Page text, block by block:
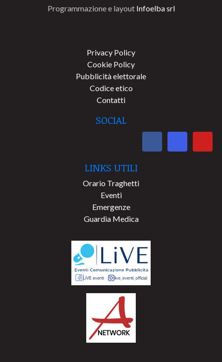
Programmazione e layout Infoelba srl
Privacy Policy
Cookie Policy
Pubblicità elettorale
Codice etico
Contatti
SOCIAL
LINKS UTILI
Orario Traghetti
Eventi
Emergenze
Guardia Medica